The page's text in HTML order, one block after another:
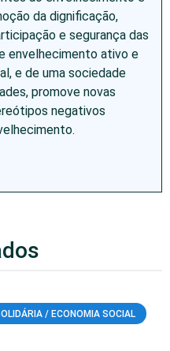
da dignificação,
e segurança das
envelhecimento ativo e
e de uma sociedade
promove novas
negativos
/ ECONOMIA SOCIAL